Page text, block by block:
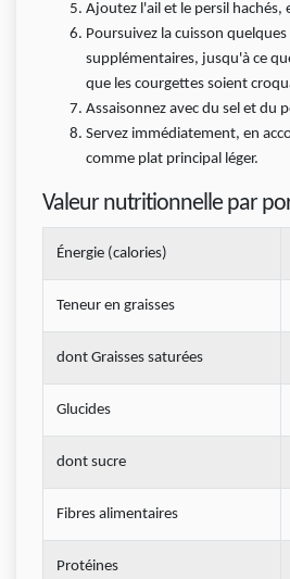
Ajoutez l'ail et le persil hachés,
Poursuivez la cuisson
supplémentaires, jusqu'à ce
que les courgettes soient
Assaisonnez avec du sel et du
Servez immédiatement, en
comme plat principal léger.
Valeur nutritionnelle par
Énergie (calories)
Teneur en graisses
dont Graisses saturées
Glucides
dont sucre
Fibres alimentaires
Protéines